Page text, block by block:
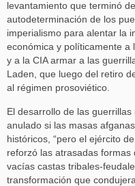
levantamiento que terminó
autodeterminación de los
imperialismo para alentar la
económica y políticamente a
y a la CIA armar a las
Laden, que luego del retiro
al régimen prosoviético.
El desarrollo de las
anulado si las masas
históricos, “pero el ejército
reforzó las atrasadas
vacías castas tribales-
transformación que